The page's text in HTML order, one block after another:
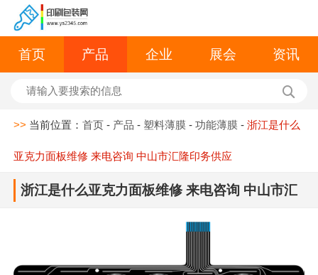
首页 产品 企业 展会 资讯
>> 当前位置：首页 - 产品 - 塑料薄膜 -功能薄膜 -浙江是什么
亚克力面板维修 来电咨询 中山市汇隆印务供应
浙江是什么亚克力面板维修 来电咨询 中山市汇